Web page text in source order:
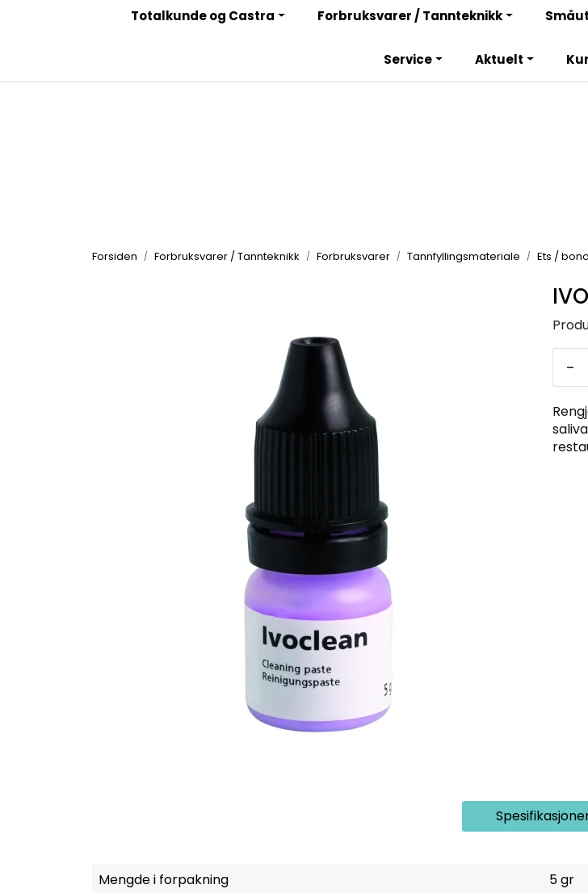
Bli totalkunde og få en rekke
Totalkunde og Castra Forbruksvarer / Tannteknikk
Service Aktuelt
Forsiden Forbruksvarer / Tannteknikk Forbruksvarer Tannfyllingsmateriale Ets /
-
Mengde i forpakning 5 gr